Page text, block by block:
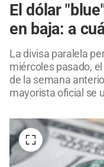
El dólar
en baja: a
La divisa paralela
miércoles pasado,
de la semana
mayorista oficial se